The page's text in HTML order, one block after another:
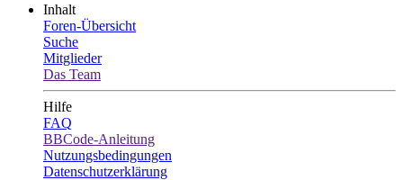
Inhalt
Foren-Übersicht
Suche
Mitglieder
Das Team
Hilfe
FAQ
BBCode-Anleitung
Nutzungsbedingungen
Datenschutzerklärung